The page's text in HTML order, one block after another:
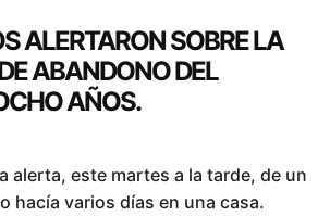
ALERTARON SOBRE LA
ABANDONO DEL
AÑOS.
alerta, este martes a la tarde, de un
hacía varios días en una casa.